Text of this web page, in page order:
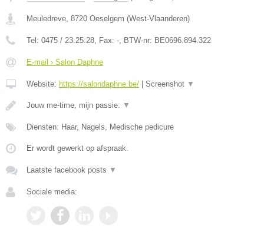
Meuledreve, 8720 Oeselgem (West-Vlaanderen)
Tel: 0475 / 23.25.28, Fax: -, BTW-nr: BE0696.894.322
E-mail › Salon Daphne
Website: https://salondaphne.be/ Screenshot ▼
Jouw me-time, mijn passie: ▼
Diensten: Haar, Nagels, Medische pedicure
Er wordt gewerkt op afspraak.
Laatste facebook posts ▼
Sociale media: